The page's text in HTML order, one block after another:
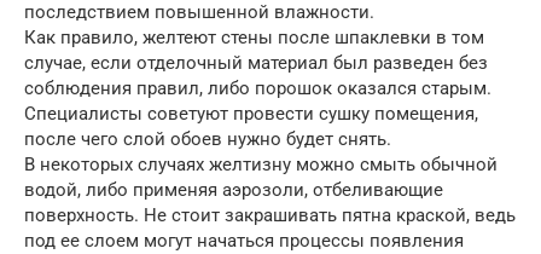
последствием повышенной влажности.
Как правило, желтеют стены после шпаклевки в том
случае, если отделочный материал был разведен без
соблюдения правил, либо порошок оказался старым.
Специалисты советуют провести сушку помещения,
после чего слой обоев нужно будет снять.
В некоторых случаях желтизну можно смыть обычной
водой, либо применяя аэрозоли, отбеливающие
поверхность. Не стоит закрашивать пятна краской, ведь
под ее слоем могут начаться процессы появления